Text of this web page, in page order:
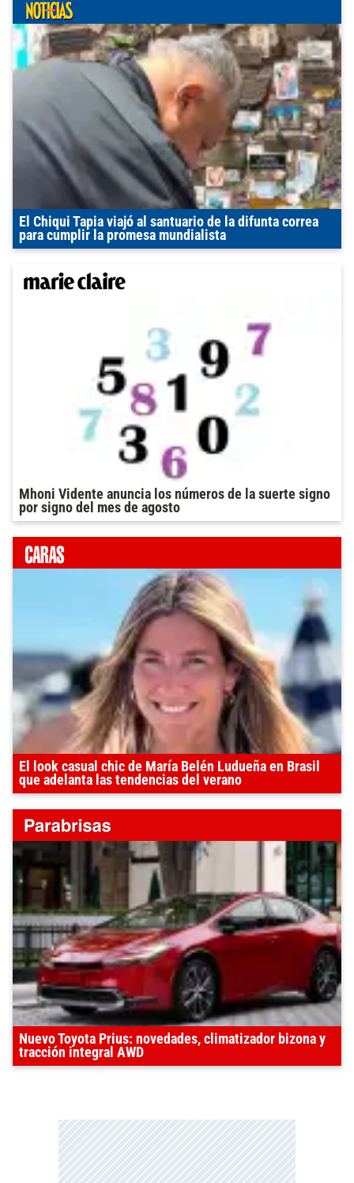
El Chiqui Tapia viajó al santuario de la difunta correa
para cumplir la promesa mundialista
Mhoni Vidente anuncia los números de la suerte signo
por signo del mes de agosto
El look casual chic de María Belén Ludueña en Brasil
que adelanta las tendencias del verano
Nuevo Toyota Prius: novedades, climatizador bizona y
tracción integral AWD